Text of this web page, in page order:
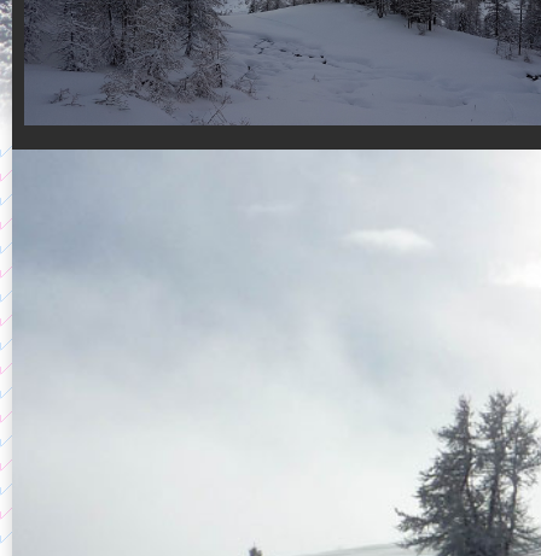
Aujourd'hui : T° Min :°CT° Max :°C |
Suivez en direct l'actualité des stations